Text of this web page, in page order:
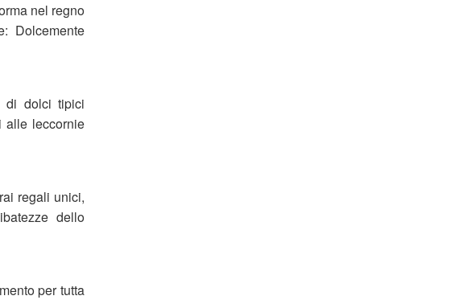
nel regno
Dolcemente
di dolci tipici
alle leccornie
regali unici,
dello
per tutta